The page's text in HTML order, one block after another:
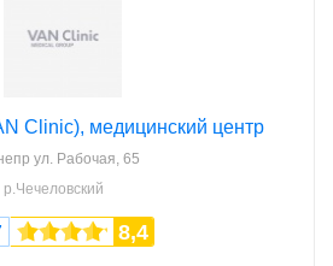
Clinic), медицинский центр
ул. Рабочая, 65
р.Чечеловский
8,4